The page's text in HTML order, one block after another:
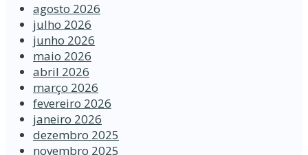
agosto 2026
julho 2026
junho 2026
maio 2026
abril 2026
março 2026
fevereiro 2026
janeiro 2026
dezembro 2025
novembro 2025